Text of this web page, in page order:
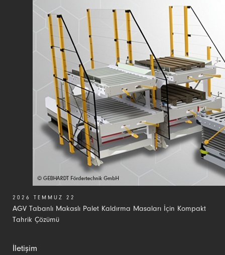
AGV Tabanlı Makaslı Palet Kaldırma Masaları İçin Kompakt
Tahrik Çözümü
2026 TEMMUZ 22
İletişim